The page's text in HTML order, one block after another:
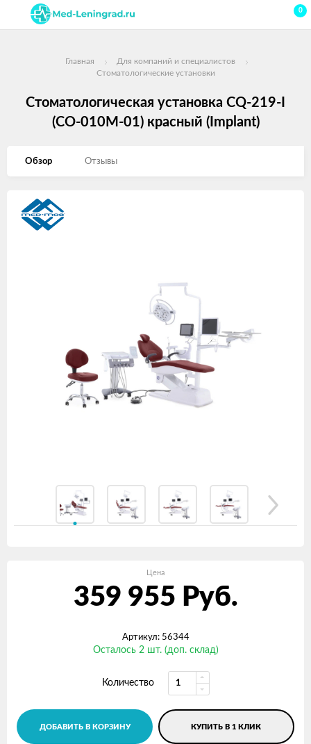
0
Главная
Для компаний и специалистов
Стоматологические установки
Стоматологическая установка CQ-219-I
(СО-010М-01) красный (Implant)
Обзор Отзывы
Изображения
Цена
359 955 Руб.
Артикул: 56344
Осталось 2 шт. (доп. склад)
Количество
ДОБАВИТЬ В КОРЗИНУ КУПИТЬ В 1 КЛИК